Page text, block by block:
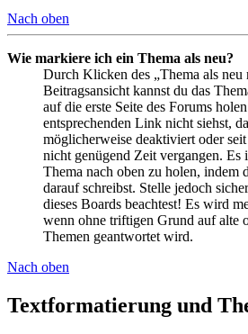
Nach oben
Wie markiere ich ein Thema als neu?
Durch Klicken des „Thema als
Beitragsansicht kannst du das
auf die erste Seite des Forums
entsprechenden Link nicht siehst,
möglicherweise deaktiviert oder
nicht genügend Zeit vergangen. Es
Thema nach oben zu holen, indem
darauf schreibst. Stelle jedoch
dieses Boards beachtest! Es wird
wenn ohne triftigen Grund auf alte
Themen geantwortet wird.
Nach oben
Textformatierung und